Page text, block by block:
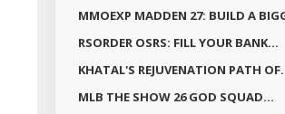
MMOEXP MADDEN 27: BUILD A
RSORDER OSRS: FILL YOUR BANK...
KHATAL'S REJUVENATION PATH
MLB THE SHOW 26 GOD SQUAD...